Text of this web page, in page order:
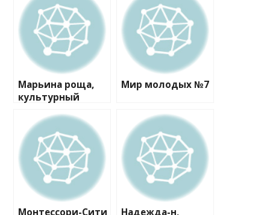
Марьина роща,
культурный
Мир молодых №7
Монтессори-Сити Надежда-н,